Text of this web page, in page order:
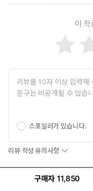
이 작
스포일러가 있습니다.
리뷰 작성 유의사항
구매자 11,850